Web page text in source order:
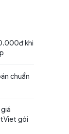
khi
chuẩn
gói